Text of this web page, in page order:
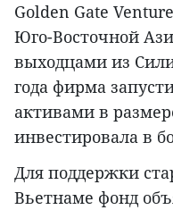
Golden Gate
Юго-Восточной
выходцами из
года фирма
активами в
инвестировала в
Для поддержки
Вьетнаме фонд